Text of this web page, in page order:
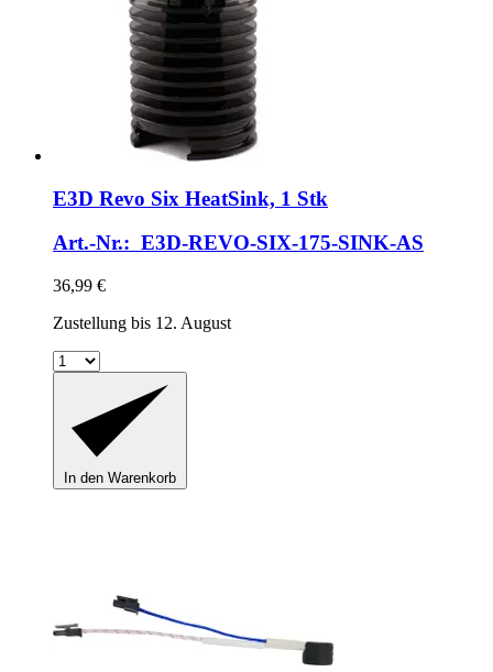
E3D Revo Six HeatSink, 1 Stk
Art.-Nr.: E3D-REVO-SIX-175-SINK-AS
36,99 €
Zustellung bis 12. August
In den Warenkorb